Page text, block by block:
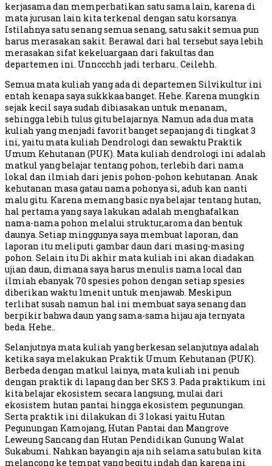
kerjasama dan memperhatikan satu sama lain, karena di
mata jurusan lain kita terkenal dengan satu korsanya.
Istilahnya satu senang semua senang, satu sakit semua pun
harus merasakan sakit. Berawal dari hal tersebut saya lebih
merasakan sifat kekeluargaan dari fakultas dan
departemen ini. Unnccchh jadi terharu.. Ceilehh.
Semua mata kuliah yang ada di departemen Silvikultur ini
entah kenapa saya sukkkaa banget. Hehe. Karena mungkin
sejak kecil saya sudah dibiasakan untuk menanam,
sehingga lebih tulus gitu belajarnya. Namun ada dua mata
kuliah yang menjadi favorit banget sepanjang di tingkat 3
ini, yaitu mata kuliah Dendrologi dan sewaktu Praktik
Umum Kehutanan (PUK). Mata kuliah dendrologi ini adalah
matkul yang belajar tentang pohon, terlebih dari nama
lokal dan ilmiah dari jenis pohon-pohon kehutanan. Anak
kehutanan masa gatau nama pohonya si, aduh kan nanti
malu gitu. Karena memang basic nya belajar tentang hutan,
hal pertama yang saya lakukan adalah menghafalkan
nama-nama pohon melalui struktur,aroma dan bentuk
daunya. Setiap minggunya saya membuat laporan, dan
laporan itu meliputi gambar daun dari masing-masing
pohon. Selain itu Di akhir mata kuliah ini akan diadakan
ujian daun, dimana saya harus menulis nama local dan
ilmiah ebanyak 70 spesies pohon dengan setiap spesies
diberikan waktu 1menit untuk menjawab. Meskipun
terlihat susah namun hal ini membuat saya senang dan
berpikir bahwa daun yang sama-sama hijau aja ternyata
beda. Hehe..
Selanjutnya mata kuliah yang berkesan selanjutnya adalah
ketika saya melakukan Praktik Umum Kehutanan (PUK).
Berbeda dengan matkul lainya, mata kuliah ini penuh
dengan praktik di lapang dan ber SKS 3. Pada praktikum ini
kita belajar ekosistem secara langsung, mulai dari
ekosistem hutan pantai hingga ekosistem pegunungan.
Serta praktik ini dilakukan di 3 lokasi yaitu Hutan
Pegunungan Kamojang, Hutan Pantai dan Mangrove
Leweung Sancang dan Hutan Pendidikan Gunung Walat
Sukabumi. Nahkan bayangin aja nih selama satu bulan kita
melancong ke tempat yang begitu indah dan karena ini